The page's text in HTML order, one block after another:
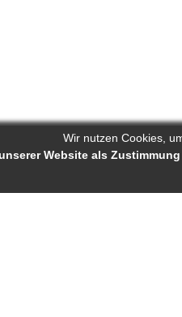
Wir nutzen Cookies,
Website als